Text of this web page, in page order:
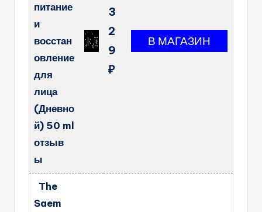
питание
и
восстан
овление
для
лица
(Дневно
й) 50 ml
отзыв
ы
3
2
9
₽
The
Saem